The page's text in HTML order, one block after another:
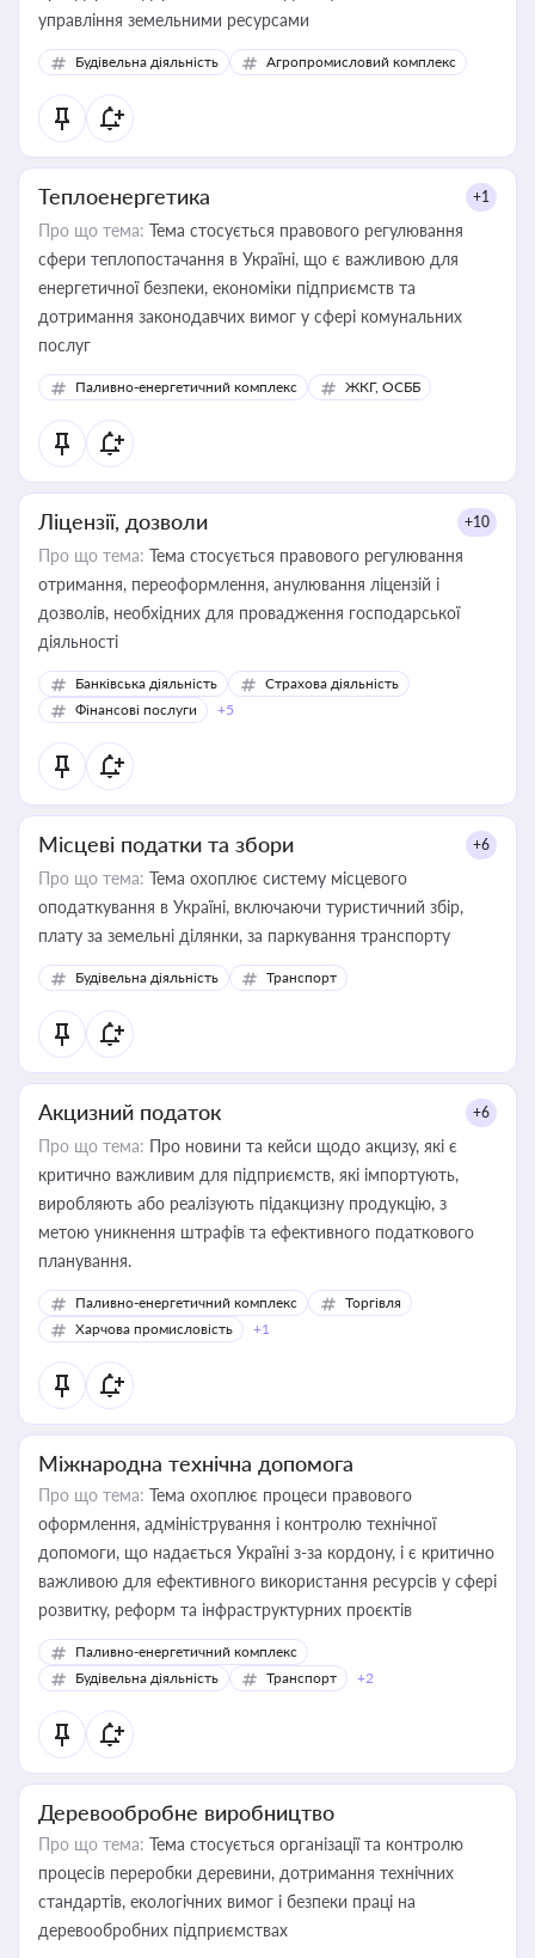
управління земельними ресурсами
Будівельна діяльність Агропромисловий комплекс
Теплоенергетика +1
Про що тема: Тема стосується правового регулювання
сфери теплопостачання в Україні, що є важливою для
енергетичної безпеки, економіки підприємств та
дотримання законодавчих вимог у сфері комунальних
послуг
Паливно-енергетичний комплекс ЖКГ, ОСББ
Ліцензії, дозволи +10
Про що тема: Тема стосується правового регулювання
отримання, переоформлення, анулювання ліцензій і
дозволів, необхідних для провадження господарської
діяльності
Банківська діяльність
Страхова діяльність
Фінансові послуги
+5
Місцеві податки та збори +6
Про що тема: Тема охоплює систему місцевого
оподаткування в Україні, включаючи туристичний збір,
плату за земельні ділянки, за паркування транспорту
Будівельна діяльність Транспорт
Акцизний податок +6
Про що тема: Про новини та кейси щодо акцизу, які є
критично важливим для підприємств, які імпортують,
виробляють або реалізують підакцизну продукцію, з
метою уникнення штрафів та ефективного податкового
планування.
Паливно-енергетичний комплекс
Торгівля
Харчова промисловість
+1
Міжнародна технічна допомога
Про що тема: Тема охоплює процеси правового
оформлення, адміністрування і контролю технічної
допомоги, що надається Україні з-за кордону, і є критично
важливою для ефективного використання ресурсів у сфері
розвитку, реформ та інфраструктурних проєктів
Паливно-енергетичний комплекс
Будівельна діяльність
Транспорт +2
Деревообробне виробництво
Про що тема: Тема стосується організації та контролю
процесів переробки деревини, дотримання технічних
стандартів, екологічних вимог і безпеки праці на
деревообробних підприємствах